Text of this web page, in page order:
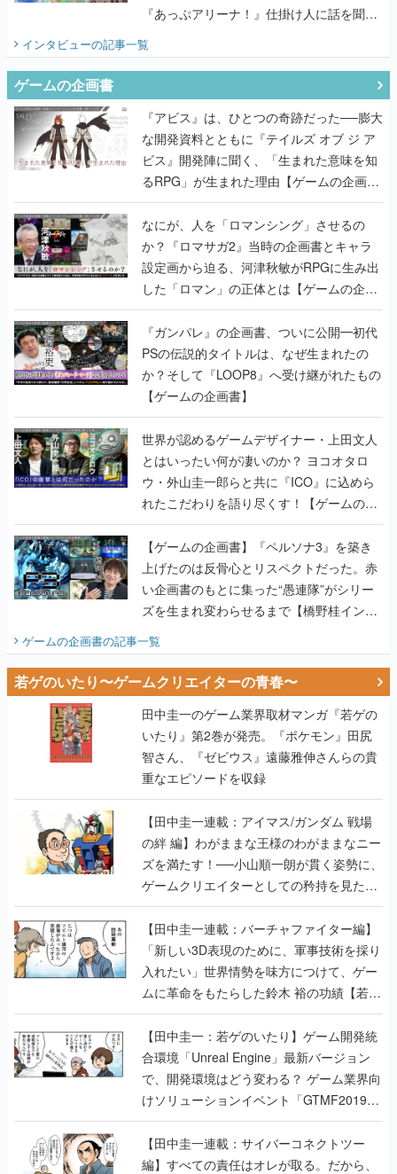
『あっぷアリーナ！』仕掛け人に話を聞い
インタビューの記事一覧
ゲームの企画書
『アビス』は、ひとつの奇跡だった──膨大
な開発資料とともに『テイルズ オブ ジ ア
ビス』開発陣に聞く、「生まれた意味を知
るRPG」が生まれた理由【ゲームの企画
書】
なにが、人を「ロマンシング」させるの
か？『ロマサガ2』当時の企画書とキャラ
設定画から迫る、河津秋敏がRPGに生み出
した「ロマン」の正体とは【ゲームの企画
書】
『ガンパレ』の企画書、ついに公開━初代
PSの伝説的タイトルは、なぜ生まれたの
か？そして『LOOP8』へ受け継がれたもの
【ゲームの企画書】
世界が認めるゲームデザイナー・上田文人
とはいったい何が凄いのか？ ヨコオタロ
ウ・外山圭一郎らと共に『ICO』に込めら
れたこだわりを語り尽くす！【ゲームの企
画書】
【ゲームの企画書】『ペルソナ3』を築き
上げたのは反骨心とリスペクトだった。赤
い企画書のもとに集った“愚連隊”がシリー
ズを生まれ変わらせるまで【橋野桂インタ
ゲームの企画書の記事一覧
若ゲのいたり〜ゲームクリエイターの青春〜
田中圭一のゲーム業界取材マンガ『若ゲの
いたり』第2巻が発売。『ポケモン』田尻
智さん、『ゼビウス』遠藤雅伸さんらの貴
重なエピソードを収録
【田中圭一連載：アイマス/ガンダム 戦場
の絆 編】わがままな王様のわがままなニー
ズを満たす！──小山順一朗が貫く姿勢に、
ゲームクリエイターとしての矜持を見た
【若ゲのいたり最終回】
【田中圭一連載：バーチャファイター編】
「新しい3D表現のために、軍事技術を採り
入れたい」世界情勢を味方につけて、ゲー
ムに革命をもたらした鈴木 裕の功績【若ゲ
のいたり】
【田中圭一：若ゲのいたり】ゲーム開発統
合環境「Unreal Engine」最新バージョン
で、開発環境はどう変わる？ ゲーム業界向
けソリューションイベント「GTMF2019」
に行って、より理解を深めよう【PR】
【田中圭一連載：サイバーコネクトツー
編】すべての責任はオレが取る。だから、